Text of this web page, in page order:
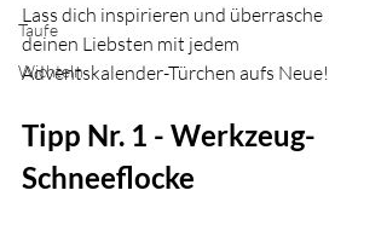
Taufe
Wichteln
Lass dich inspirieren und überrasche
deinen Liebsten mit jedem
Adventskalender-Türchen aufs Neue!
Tipp Nr. 1 - Werkzeug-
Schneeflocke